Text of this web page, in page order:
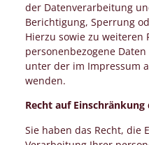
der Datenverarbeitung
Berichtigung, Sperrung
Hierzu sowie zu weiteren
personenbezogene
unter der im Impressum
wenden.
Recht auf
Sie haben das Recht, die